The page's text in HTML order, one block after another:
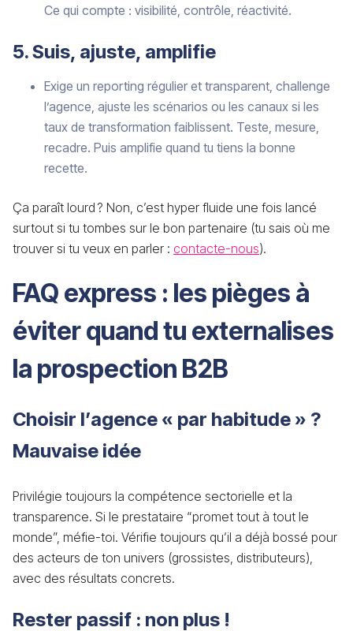
Ce qui compte : visibilité, contrôle, réactivité.
5. Suis, ajuste, amplifie
Exige un reporting régulier et transparent, challenge
l’agence, ajuste les scénarios ou les canaux si les
taux de transformation faiblissent. Teste, mesure,
recadre. Puis amplifie quand tu tiens la bonne
recette.
Ça paraît lourd ? Non, c’est hyper fluide une fois lancé
surtout si tu tombes sur le bon partenaire (tu sais où me
trouver si tu veux en parler : contacte-nous).
FAQ express : les pièges à
éviter quand tu externalises
la prospection B2B
Choisir l’agence « par habitude » ?
Mauvaise idée
Privilégie toujours la compétence sectorielle et la
transparence. Si le prestataire “promet tout à tout le
monde”, méfie-toi. Vérifie toujours qu’il a déjà bossé pour
des acteurs de ton univers (grossistes, distributeurs),
avec des résultats concrets.
Rester passif : non plus !